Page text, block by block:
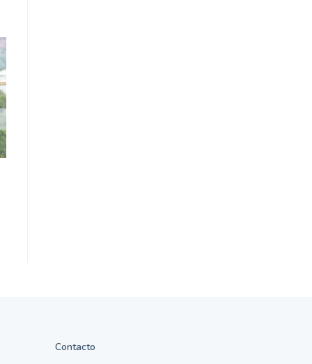
Contacto